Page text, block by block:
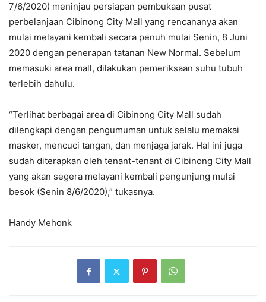
7/6/2020) meninjau persiapan pembukaan pusat
perbelanjaan Cibinong City Mall yang rencananya akan
mulai melayani kembali secara penuh mulai Senin, 8 Juni
2020 dengan penerapan tatanan New Normal. Sebelum
memasuki area mall, dilakukan pemeriksaan suhu tubuh
terlebih dahulu.
“Terlihat berbagai area di Cibinong City Mall sudah
dilengkapi dengan pengumuman untuk selalu memakai
masker, mencuci tangan, dan menjaga jarak. Hal ini juga
sudah diterapkan oleh tenant-tenant di Cibinong City Mall
yang akan segera melayani kembali pengunjung mulai
besok (Senin 8/6/2020),” tukasnya.
Handy Mehonk